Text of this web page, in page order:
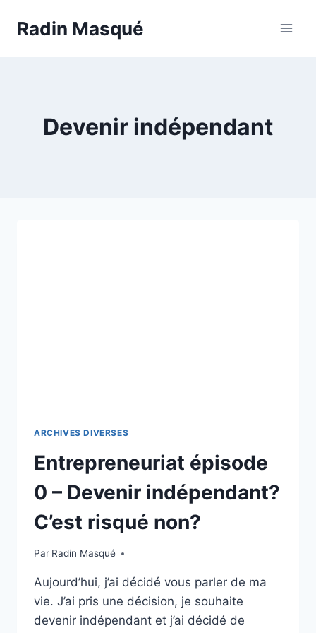
Radin Masqué
Devenir indépendant
ARCHIVES DIVERSES
Entrepreneuriat épisode
0 – Devenir indépendant?
C’est risqué non?
Par Radin Masqué
Aujourd’hui, j’ai décidé vous parler de ma
vie. J’ai pris une décision, je souhaite
devenir indépendant et j’ai décidé de